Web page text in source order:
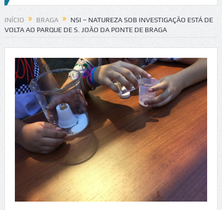
trânsito no IC2 em Alcobaça Igreja do Castelo de Cerveira
INÍCIO BRAGA
NSI – NATUREZA SOB INVESTIGAÇÃO ESTÁ DE
VOLTA AO PARQUE DE S. JOÃO DA PONTE DE BRAGA